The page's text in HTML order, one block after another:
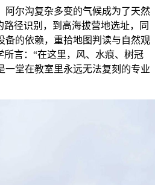
阿尔沟复杂多变的气候成为了天然
路径识别，到高海拔营地选址，同
备的依赖，重拾地图判读与自然观
所言：“在这里，风、水痕、树冠
一堂在教室里永远无法复刻的专业